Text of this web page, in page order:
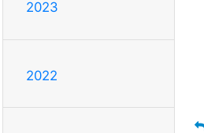
2023
2022